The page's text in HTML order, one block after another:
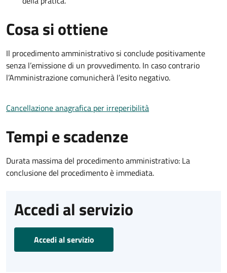
Cosa si ottiene
Il procedimento amministrativo si conclude positivamente
senza l’emissione di un provvedimento. In caso contrario
l’Amministrazione comunicherà l’esito negativo.
Cancellazione anagrafica per irreperibilità
Tempi e scadenze
Durata massima del procedimento amministrativo: La
conclusione del procedimento è immediata.
Accedi al servizio
Accedi al servizio